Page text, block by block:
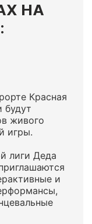
НА
Красная
будут
живого
игры.
лиги Деда
и